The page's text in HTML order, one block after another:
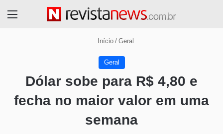
Início / Geral
Geral
Dólar sobe para R$ 4,80 e
fecha no maior valor em uma
semana